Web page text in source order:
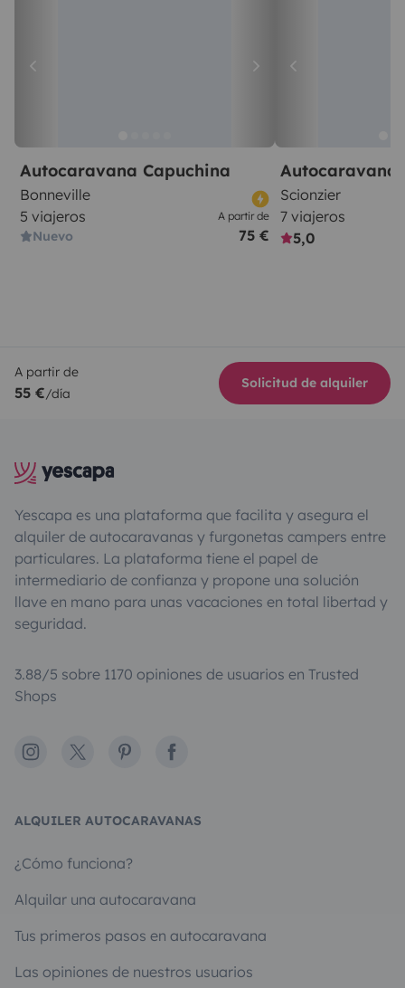
Autocaravana Capuchina
Bonneville
5 viajeros
Nuevo
A partir de
75 €
Autocaravana
Scionzier
7 viajeros
5,0
A partir de
55 €/día
Solicitud de alquiler
Yescapa es una plataforma que facilita y asegura el
alquiler de autocaravanas y furgonetas campers entre
particulares. La plataforma tiene el papel de
intermediario de confianza y propone una solución
llave en mano para unas vacaciones en total libertad y
seguridad.
3.88/5 sobre 1170 opiniones de usuarios en Trusted
Shops
Instagram
X PinterestFacebook
ALQUILER AUTOCARAVANAS
¿Cómo funciona?
Alquilar una autocaravana
Tus primeros pasos en autocaravana
Las opiniones de nuestros usuarios